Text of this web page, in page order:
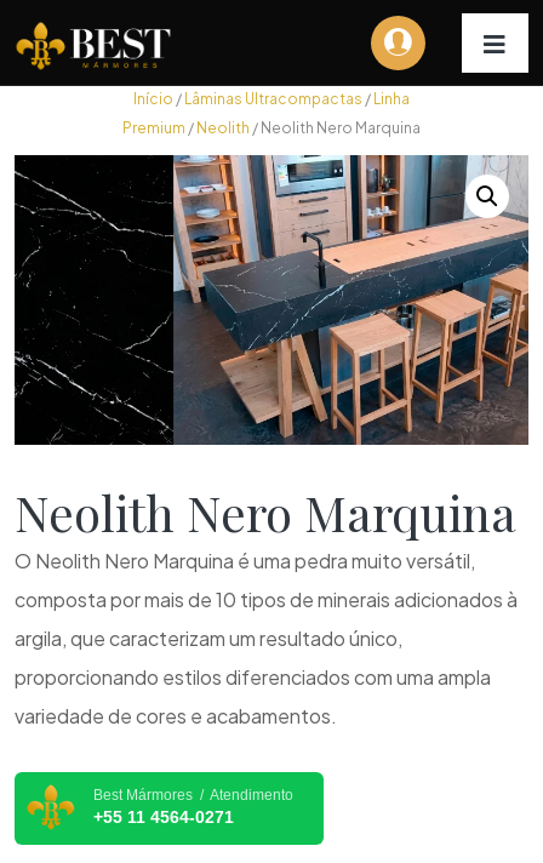
Início / Lâminas Ultracompactas / Linha
Premium / Neolith / Neolith Nero Marquina
Neolith Nero Marquina
O Neolith Nero Marquina é uma pedra muito versátil,
composta por mais de 10 tipos de minerais adicionados à
argila, que caracterizam um resultado único,
proporcionando estilos diferenciados com uma ampla
variedade de cores e acabamentos.
Best Mármores / Atendimento
+55 11 4564-0271